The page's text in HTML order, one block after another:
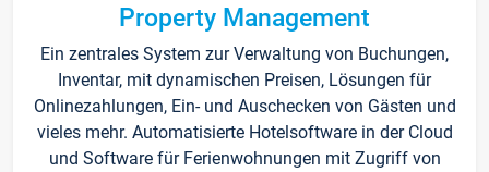
Property Management
Ein zentrales System zur Verwaltung von Buchungen,
Inventar, mit dynamischen Preisen, Lösungen für
Onlinezahlungen, Ein- und Auschecken von Gästen und
vieles mehr. Automatisierte Hotelsoftware in der Cloud
und Software für Ferienwohnungen mit Zugriff von